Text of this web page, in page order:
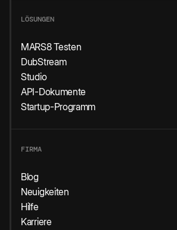
LÖSUNGEN
MARS8 Testen
DubStream
Studio
API-Dokumente
Startup-Programm
FIRMA
Blog
Neuigkeiten
Hilfe
Karriere